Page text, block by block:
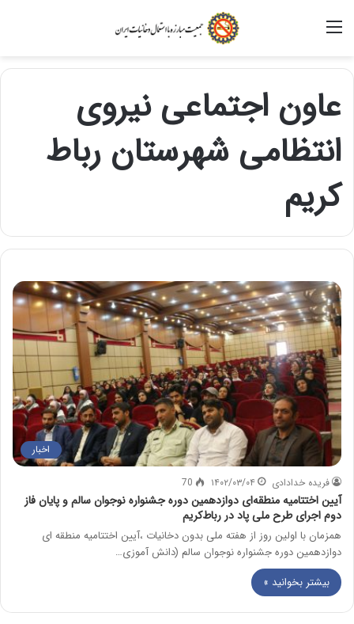
عاون اجتماعی نیروی
انتظامی شهرستان رباط
کریم
اخبار
فریده خدادادی ۱۴۰۲/۰۳/۰۴ 70
آیین اختتامیه منطقه‌ای دوازدهمین دوره جشنواره نوجوان سالم و پایان فاز
دوم اجرای طرح ملی پاد در رباط‌کریم
همزمان با اولین روز از هفته ملی بدون دخانیات ،آیین اختتامیه منطقه ای
دوازدهمین دوره جشنواره نوجوان سالم (دانش آموزی…
بیشتر بخوانید »